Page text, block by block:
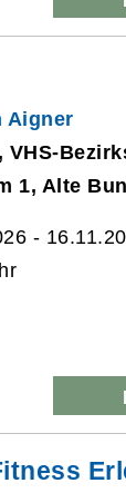
Aigner
1, Alte
-